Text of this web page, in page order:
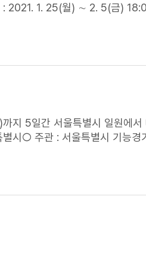
: 2021. 1. 25(월) ∼ 2. 5(금)
픽대회 후보선수 대상자 (후보
(1999.1.1.이후 출생자)4. 국제기능올림
meister.hrdkorea.or.kr)
랍니다. 감사합니다.
지 5일간 서울특별시 일원에서
시​○ 주관 : 서울특별시 기능경